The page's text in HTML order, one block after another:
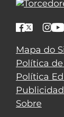
Mapa do
Política
Política
Sobre